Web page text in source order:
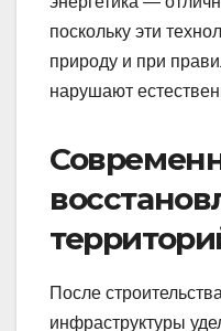
поскольку эти
природу и при
нарушают
После
инфраструктуры